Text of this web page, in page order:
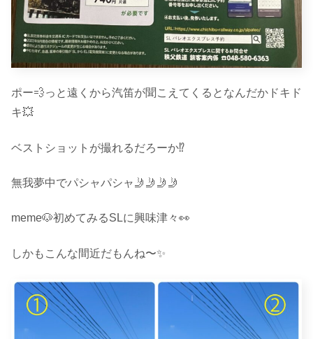
ポー💨っと遠くから汽笛が聞こえてくるとなんだかドキド
キ💥
ベストショットが撮れるだろーか⁉️
無我夢中でパシャパシャ🤳🤳🤳🤳
meme🐶初めてみるSLに興味津々👀
しかもこんな間近だもんね〜✨